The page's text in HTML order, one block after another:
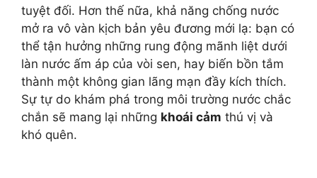
tuyệt đối. Hơn thế nữa, khả năng chống nước
mở ra vô vàn kịch bản yêu đương mới lạ: bạn có
thể tận hưởng những rung động mãnh liệt dưới
làn nước ấm áp của vòi sen, hay biến bồn tắm
thành một không gian lãng mạn đầy kích thích.
Sự tự do khám phá trong môi trường nước chắc
chắn sẽ mang lại những khoái cảm thú vị và
khó quên.